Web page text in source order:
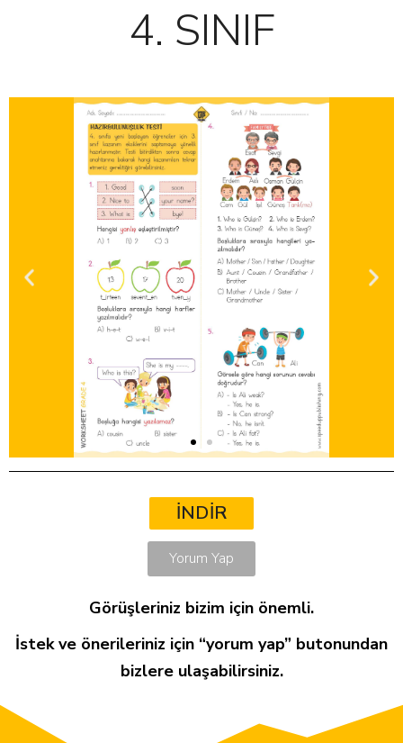
4. SINIF
İNDİR
Yorum Yap
Görüşleriniz bizim için önemli.
İstek ve önerileriniz için “yorum yap” butonundan
bizlere ulaşabilirsiniz.